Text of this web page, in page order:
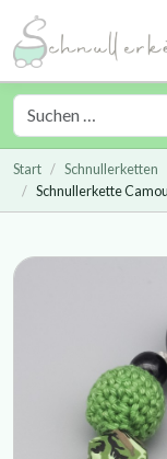
Start
Schnullerketten
Schnullerkette